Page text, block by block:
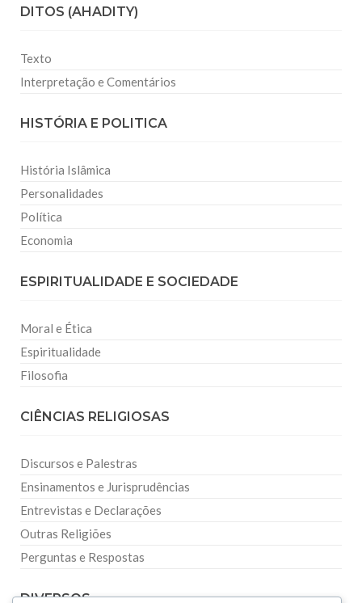
DITOS (AHADITY)
Texto
Interpretação e Comentários
HISTÓRIA E POLITICA
História Islâmica
Personalidades
Política
Economia
ESPIRITUALIDADE E SOCIEDADE
Moral e Ética
Espiritualidade
Filosofia
CIÊNCIAS RELIGIOSAS
Discursos e Palestras
Ensinamentos e Jurisprudências
Entrevistas e Declarações
Outras Religiões
Perguntas e Respostas
DIVERSOS